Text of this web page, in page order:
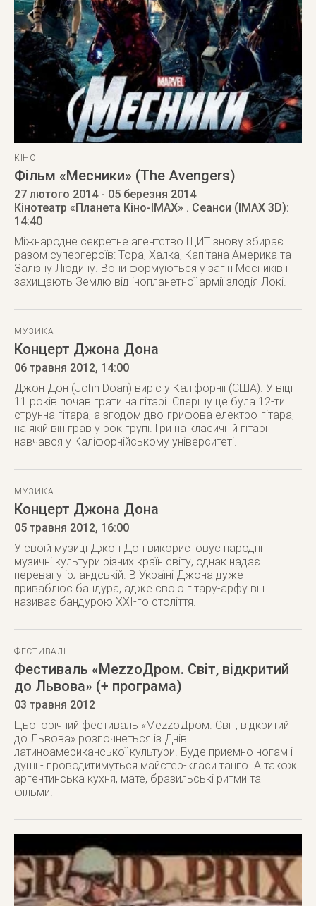
КІНО
Фільм «Месники» (The Avengers)
27 лютого 2014- 05 березня 2014
Кінотеатр «Планета Кіно-IMAX» . Сеанси (ІМАХ 3D):
14:40
Міжнародне секретне агентство ЩИТ знову збирає
разом супергероїв: Тора, Халка, Капітана Америка та
Залізну Людину. Вони формуються у загін Месників і
захищають Землю від інопланетної армії злодія Локі.
МУЗИКА
Концерт Джона Дона
06 травня 2012, 14:00
Джон Дон (John Doan) виріс у Каліфорнії (США). У віці
11 років почав грати на гітарі. Спершу це була 12-ти
струнна гітара, а згодом дво-грифова електро-гітара,
на якій він грав у рок групі. Гри на класичній гітарі
навчався у Каліфорнійському університеті.
МУЗИКА
Концерт Джона Дона
05 травня 2012, 16:00
У своїй музиці Джон Дон використовує народні
музичні культури різних країн світу, однак надає
перевагу ірландській. В Україні Джона дуже
приваблює бандура, адже свою гітару-арфу він
називає бандурою ХХІ-го століття.
ФЕСТИВАЛІ
Фестиваль «MezzoДром. Світ, відкритий
до Львова» (+ програма)
03 травня 2012
Цьогорічний фестиваль «MezzoДром. Світ, відкритий
до Львова» розпочнеться із Днів
латиноамериканської культури. Буде приємно ногам і
душі - проводитимуться майстер-класи танго. А також
аргентинська кухня, мате, бразильські ритми та
фільми.